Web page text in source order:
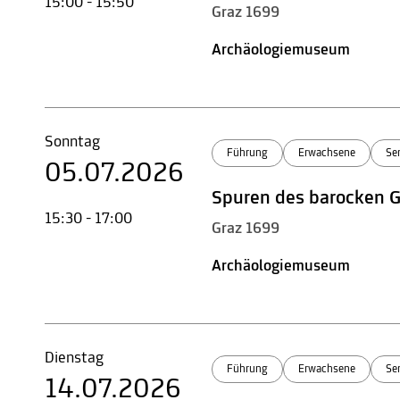
Graz 1699
Archäologiemuseum
Sonntag
05.07.2026
15:30 - 17:00
Führung Erwachsene
Spuren des barocken
Graz 1699
Archäologiemuseum
Dienstag
14.07.2026
Führung Erwachsene